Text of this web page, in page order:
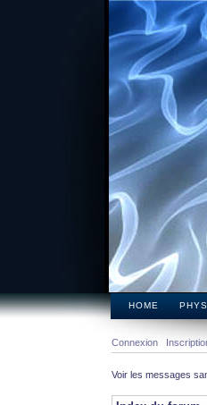
HOME
Connexion
Voir les messages